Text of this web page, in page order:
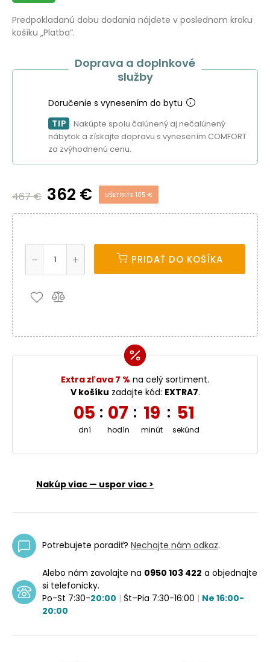
Predpokladanú dobu dodania nájdete v poslednom kroku
košíku „Platba“.
Doprava a doplnkové
služby
Doručenie s vynesením do bytu
TIP
Nakúpte spolu čalúnený aj nečalúnený
nábytok a získajte dopravu s vynesením COMFORT
za zvýhodnenú cenu.
467 € 362 € UŠETRITE 105 €
PRIDAŤ DO KOŠÍKA
Extra zľava 7 % na celý sortiment.
V košíku zadajte kód: EXTRA7.
05
dní
: 07
hodín
: 19
minút
: 50
sekúnd
Nakúp viac — uspor viac >
Potrebujete poradiť? Nechajte nám odkaz.
Alebo nám zavolajte na 0950 103 422 a objednajte
si telefonicky.
Po-St 7:30-20:00 | Št–Pia 7:30-16:00 | Ne 16:00-
20:00